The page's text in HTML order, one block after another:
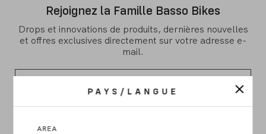
PAYS/LANGUE
AREA
Rejoignez la Famille Basso Bikes
Drops et innovations de produits, dernières nouvelles
et offres exclusives directement sur votre adresse e-
mail.